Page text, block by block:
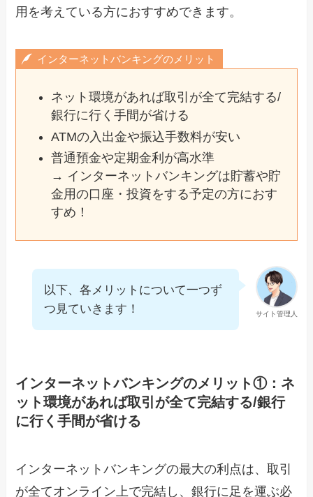
用を考えている方におすすめできます。
インターネットバンキングのメリット
ネット環境があれば取引が全て完結する/
銀行に行く手間が省ける
ATMの入出金や振込手数料が安い
普通預金や定期金利が高水準
→ インターネットバンキングは貯蓄や貯
金用の口座・投資をする予定の方におす
すめ！
サイト管理人
以下、各メリットについて一つず
つ見ていきます！
インターネットバンキングのメリット①：ネ
ット環境があれば取引が全て完結する/銀行
に行く手間が省ける
インターネットバンキングの最大の利点は、取引
が全てオンライン上で完結し、銀行に足を運ぶ必